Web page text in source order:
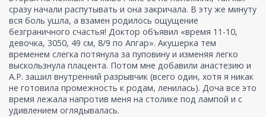
сразу начали распутывать и она закричала. В эту же минуту
вся боль ушла, а взамен родилось ощущение
безграничного счастья! Доктор объявил «время 11-10,
девочка, 3050, 49 см, 8/9 по Апгар». Акушерка тем
временем слегка потянула за пуповину и изменяя легко
выскользнула плацента. Потом мне добавили анастезию и
А.Р. зашил внутренний разрывчик (всего один, хотя я никак
не готовила промежность к родам, ленилась). Доча все это
время лежала напротив меня на столике под лампой и с
удивлением оглядывалась.